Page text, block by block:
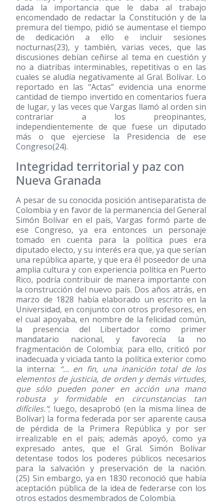
dada la importancia que le daba al trabajo
encomendado de redactar la Constitución y de la
premura del tiempo, pidió se aumentase el tiempo
de dedicación a ello e incluir sesiones
nocturnas(23), y también, varias veces, que las
discusiones debían ceñirse al tema en cuestión y
no a diatribas interminables, repetitivas o en las
cuales se aludía negativamente al Gral. Bolívar. Lo
reportado en las “Actas” evidencia una enorme
cantidad de tiempo invertido en comentarios fuera
de lugar, y las veces que Vargas llamó al orden sin
contrariar a los preopinantes,
independientemente de que fuese un diputado
más o que ejerciese la Presidencia de ese
Congreso(24).
Integridad territorial y paz con
Nueva Granada
A pesar de su conocida posición antiseparatista de
Colombia y en favor de la permanencia del General
Simón Bolívar en el país, Vargas formó parte de
ese Congreso, ya era entonces un personaje
tomado en cuenta para la política pues era
diputado electo, y su interés era que, ya que serían
una república aparte, y que era él poseedor de una
amplia cultura y con experiencia política en Puerto
Rico, podría contribuir de manera importante con
la construcción del nuevo país. Dos años atrás, en
marzo de 1828 había elaborado un escrito en la
Universidad, en conjunto con otros profesores, en
el cual apoyaba, en nombre de la felicidad común,
la presencia del Libertador como primer
mandatario nacional, y favorecía la no
fragmentación de Colombia; para ello, criticó por
inadecuada y viciada tanto la política exterior como
la interna: “… en fin, una inanición total de los
elementos de justicia, de orden y demás virtudes,
que sólo pueden poner en acción una mano
robusta y formidable en circunstancias tan
difíciles.”; luego, desaprobó (en la misma línea de
Bolívar) la forma federada por ser aparente causa
de pérdida de la Primera República y por ser
irrealizable en el país; además apoyó, como ya
expresado antes, que el Gral. Simón Bolívar
detentase todos los poderes públicos necesarios
para la salvación y preservación de la nación.
(25) Sin embargo, ya en 1830 reconoció que había
aceptación pública de la idea de federarse con los
otros estados desmembrados de Colombia.